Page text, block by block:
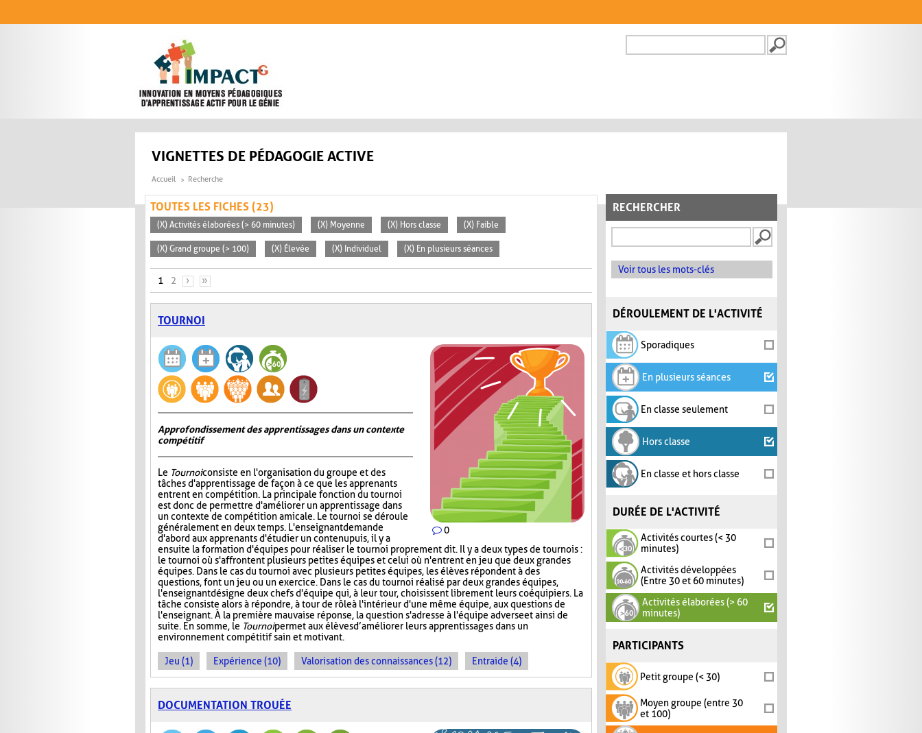
FORMULAIRE DE
VIGNETTES DE PÉDAGOGIE ACTIVE
Accueil Recherche
RECHERCHER
Voir tous les mots-clés
DÉROULEMENT DE L'ACTIVITÉ
Sporadiques
En plusieurs séances
En classe seulement
Hors classe
En classe et hors classe
DURÉE DE L'ACTIVITÉ
Activités courtes (< 30
minutes)
Activités développées
(Entre 30 et 60 minutes)
Activités élaborées (> 60
minutes)
PARTICIPANTS
Petit groupe (< 30)
Moyen groupe (entre 30
et 100)
TOUTES LES FICHES (23)
(X) Activités élaborées (> 60 minutes) (X) Moyenne (X) Hors classe (X) Faible
(X) Grand groupe (> 100) (X) Élevée (X) Individuel (X) En plusieurs séances
PAGES
1 2 › »
TOURNOI
0
Approfondissement des apprentissages dans un contexte
compétitif
Le Tournoiconsiste en l'organisation du groupe et des
tâches d'apprentissage de façon à ce que les apprenants
entrent en compétition. La principale fonction du tournoi
est donc de permettre d'améliorer un apprentissage dans
un contexte de compétition amicale. Le tournoi se déroule
généralement en deux temps. L'enseignant demande
d'abord aux apprenants d'étudier un contenu puis, il y a
ensuite la formation d'équipes pour réaliser le tournoi proprement dit. Il y a deux types de tournois :
le tournoi où s'affrontent plusieurs petites équipes et celui où n'entrent en jeu que deux grandes
équipes. Dans le cas du tournoi avec plusieurs petites équipes, les élèves répondent à des
questions, font un jeu ou un exercice. Dans le cas du tournoi réalisé par deux grandes équipes,
l'enseignant désigne deux chefs d'équipe qui, à leur tour, choisissent librement leurs coéquipiers. La
tâche consiste alors à répondre, à tour de rôle à l'intérieur d'une même équipe, aux questions de
l'enseignant. À la première mauvaise réponse, la question s'adresse à l'équipe adverse et ainsi de
suite. En somme, le Tournoipermet aux élèves d’améliorer leurs apprentissages dans un
environnement compétitif sain et motivant.
Jeu (1) Expérience (10) Valorisation des connaissances (12) Entraide (4)
DOCUMENTATION TROUÉE